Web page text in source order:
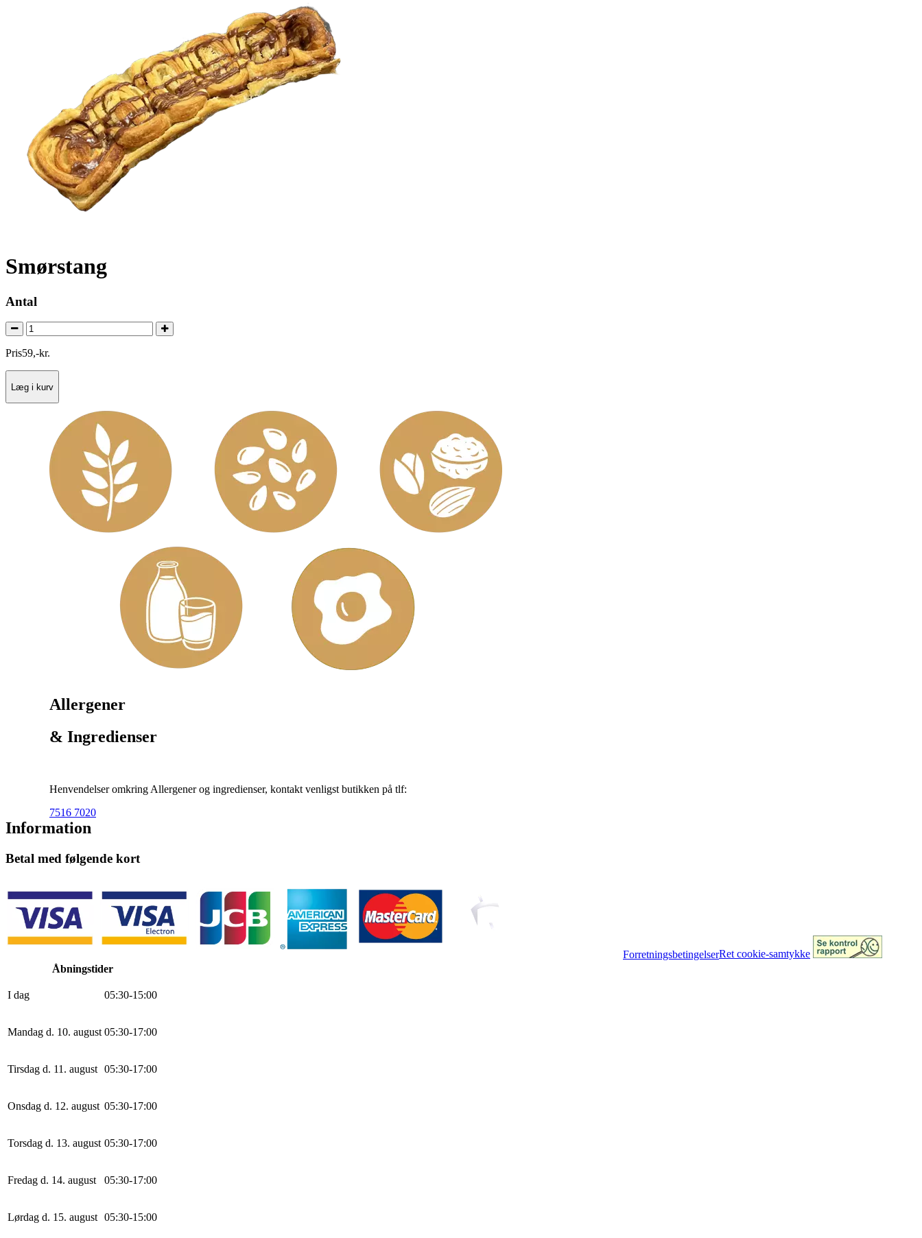
Smørstang
Antal
Pris59,-kr.
Læg i kurv
Allergener
& Ingredienser
Henvendelser omkring Allergener og ingredienser, kontakt venligst butikken på tlf:
7516 7020
Information
Betal med følgende kort
ForretningsbetingelserRet cookie-samtykke
Åbningstider
I dag 05:30-15:00
Mandag d. 10. august 05:30-17:00
Tirsdag d. 11. august 05:30-17:00
Onsdag d. 12. august 05:30-17:00
Torsdag d. 13. august 05:30-17:00
Fredag d. 14. august 05:30-17:00
Lørdag d. 15. august 05:30-15:00